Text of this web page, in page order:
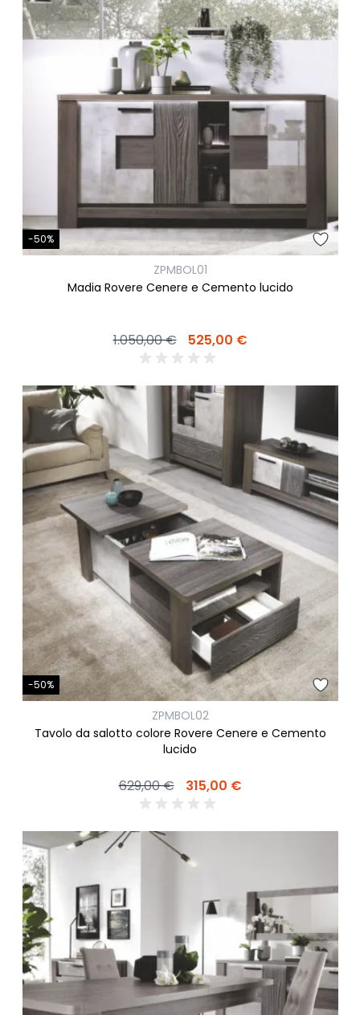
-50%
ZPMBOL01
Madia Rovere Cenere e Cemento lucido
1.050,00 € 525,00 €
-50%
ZPMBOL02
Tavolo da salotto colore Rovere Cenere e Cemento
lucido
629,00 € 315,00 €